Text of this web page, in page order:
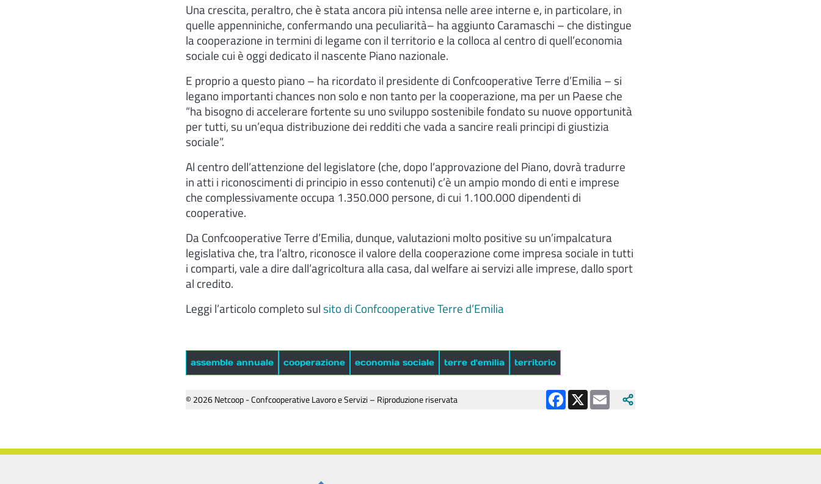
Una crescita, peraltro, che è stata ancora più intensa nelle aree interne e, in particolare, in
quelle appenniniche, confermando una peculiarità– ha aggiunto Caramaschi – che distingue
la cooperazione in termini di legame con il territorio e la colloca al centro di quell’economia
sociale cui è oggi dedicato il nascente Piano nazionale.
E proprio a questo piano – ha ricordato il presidente di Confcooperative Terre d’Emilia – si
legano importanti chances non solo e non tanto per la cooperazione, ma per un Paese che
“ha bisogno di accelerare fortente su uno sviluppo sostenibile fondato su nuove opportunità
per tutti, su un’equa distribuzione dei redditi che vada a sancire reali principi di giustizia
sociale”.
Al centro dell’attenzione del legislatore (che, dopo l’approvazione del Piano, dovrà tradurre
in atti i riconoscimenti di principio in esso contenuti) c’è un ampio mondo di enti e imprese
che complessivamente occupa 1.350.000 persone, di cui 1.100.000 dipendenti di
cooperative.
Da Confcooperative Terre d’Emilia, dunque, valutazioni molto positive su un’impalcatura
legislativa che, tra l’altro, riconosce il valore della cooperazione come impresa sociale in tutti
i comparti, vale a dire dall’agricoltura alla casa, dal welfare ai servizi alle imprese, dallo sport
al credito.
Leggi l’articolo completo sul sito di Confcooperative Terre d’Emilia
assemble annuale cooperazione economia sociale terre d'emilia territorio
© 2026 Netcoop - Confcooperative Lavoro e Servizi – Riproduzione riservata Facebook
X Email